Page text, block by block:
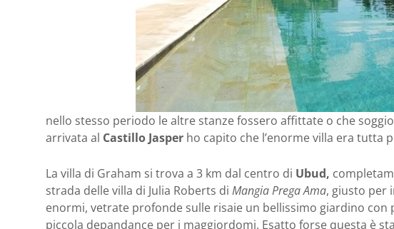
nello stesso periodo le altre stanze fossero affittate o che
arrivata al Castillo Jasper ho capito che l’enorme villa era tutta
La villa di Graham si trova a 3 km dal centro di Ubud,
strada delle villa di Julia Roberts di Mangia Prega Ama, giusto per
enormi, vetrate profonde sulle risaie un bellissimo giardino
piccola depandance per i maggiordomi. Esatto forse questa è